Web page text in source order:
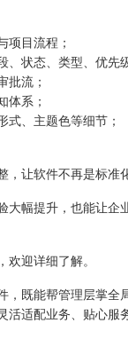
项目流程；
、状态、类型、优先
批流；
体系；
式、主题色等细节；
，让软件不再是标准
大幅提升，也能让企
欢迎详细了解。
，既能帮管理层掌全
活适配业务、贴心服